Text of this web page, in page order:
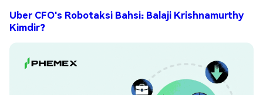
Uber CFO's Robotaksi Bahsi: Balaji Krishnamurthy
Kimdir?